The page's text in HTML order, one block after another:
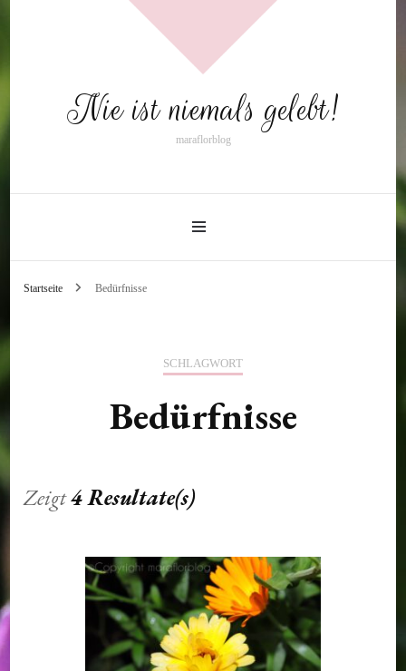
Nie ist niemals gelebt!
maraflorblog
Startseite Bedürfnisse
SCHLAGWORT
Bedürfnisse
Zeigt4 Resultate(s)